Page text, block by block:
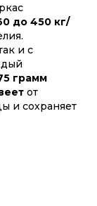
до 450 кг/
и с
грамм
от
и сохраняет